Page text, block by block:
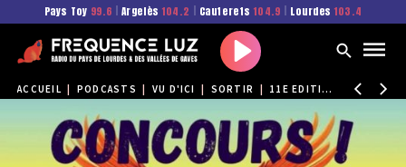
Pays Toy 99.6 Argelès 104.2 Cauterets 104.9 Lourdes 103.4
Play
ACCUEIL PODCASTS VU D'ICI SORTIR 11E EDITION DU PYRÈNE FESTIVAL CES 4 ET 5 JUILLET À BORDES !!